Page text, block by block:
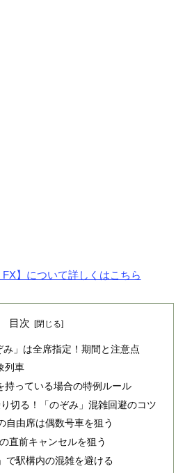
FX】について詳しくはこちら
目次
み」は全席指定！期間と注意点
列車
持っている場合の特例ルール
切る！「のぞみ」混雑回避のコツ
自由席は偶数号車を狙う
直前キャンセルを狙う
で駅構内の混雑を避ける